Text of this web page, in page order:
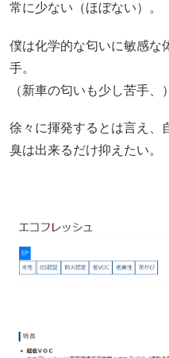
常に少ない（ほぼない）。
僕は化学的な匂いに敏感な
手。
（新車の匂いも少し苦手、）
徐々に揮発するとは言え、
臭は出来るだけ抑えたい。